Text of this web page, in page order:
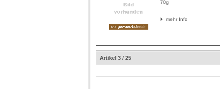
70g
mehr Info
Artikel 3 / 25